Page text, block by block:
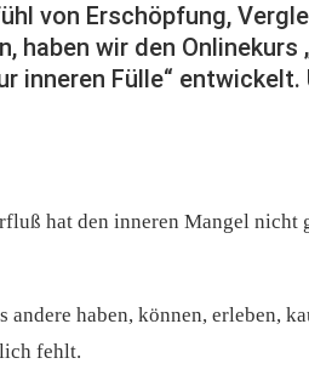
von Erschöpfung,
haben wir den
inneren Fülle“
hat den inneren Mangel
andere haben, können, erleben,
fehlt.